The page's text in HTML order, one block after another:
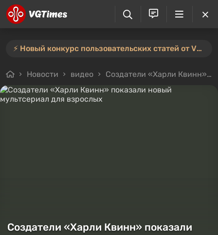
⚡️ Новый конкурс пользовательских статей от VGTimes — участвуйте тут ⚡️
Новости видео Создатели «Харли Квинн» показали новый мультсериал для взрослых
Создатели «Харли Квинн» показали